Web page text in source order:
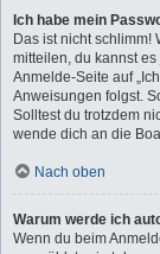
Ich habe mein
Das ist nicht schlimm!
mitteilen, du kannst
Anmelde-Seite auf
Anweisungen folgst.
Solltest du trotzdem
wende dich an die
Nach oben
Warum werde ich
Wenn du beim